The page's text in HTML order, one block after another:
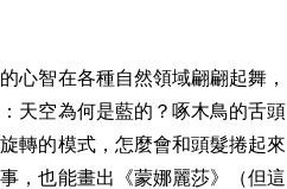
心智在各種自然領域翩翩起舞，
天空為何是藍的？啄木鳥的舌頭
轉的模式，怎麼會和頭髮捲起來
，也能畫出《蒙娜麗莎》（但這